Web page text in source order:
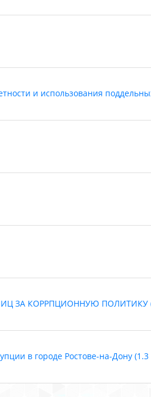
и использования
ЗА КОРРПЦИОННУЮ ПОЛИТИКУ
в городе Ростове-на-Дону (1.3